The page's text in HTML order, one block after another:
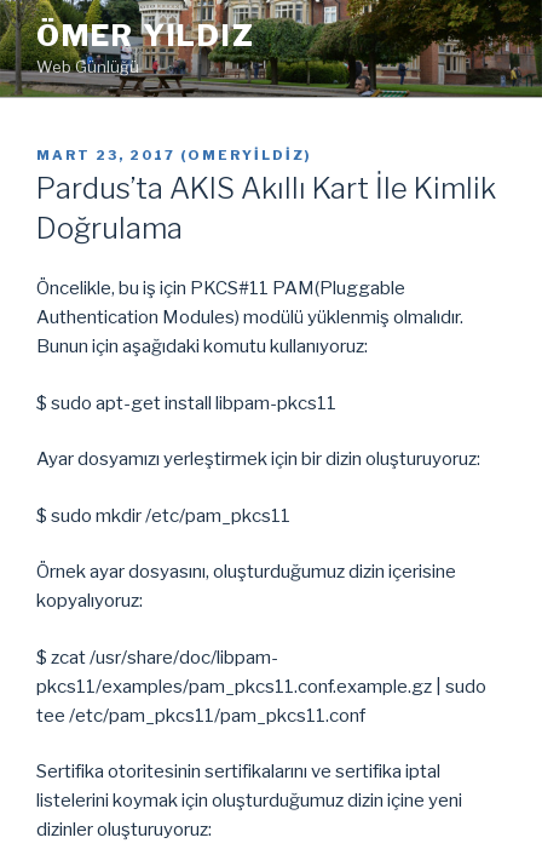
İçeriğe
geç ÖMER YILDIZ
Web Günlüğü
YAYIM
TARIHI
MART 23, 2017 ( OMERYILDIZ)
Pardus’ta AKIS Akıllı Kart İle Kimlik
Doğrulama
Öncelikle, bu iş için PKCS#11 PAM(Pluggable
Authentication Modules) modülü yüklenmiş olmalıdır.
Bunun için aşağıdaki komutu kullanıyoruz:
$ sudo apt-get install libpam-pkcs11
Ayar dosyamızı yerleştirmek için bir dizin oluşturuyoruz:
$ sudo mkdir /etc/pam_pkcs11
Örnek ayar dosyasını, oluşturduğumuz dizin içerisine
kopyalıyoruz:
$ zcat /usr/share/doc/libpam-
pkcs11/examples/pam_pkcs11.conf.example.gz | sudo
tee /etc/pam_pkcs11/pam_pkcs11.conf
Sertifika otoritesinin sertifikalarını ve sertifika iptal
listelerini koymak için oluşturduğumuz dizin içine yeni
dizinler oluşturuyoruz: